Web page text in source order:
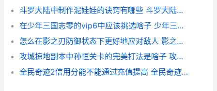
斗罗大陆中制作泥娃娃的诀窍有哪些 斗罗大陆制作成本
在少年三国志零的vip6中应该挑选啥子 少年三国志零0.05折
怎么在影之刃防御状态下更好地应对敌人 影之刃防御穿透
攻城掠地副本中孙恒关卡的完美打法是啥子 攻城掠地副本230平民
全民奇迹2信用分能不能通过充值提高 全民奇迹2新活动